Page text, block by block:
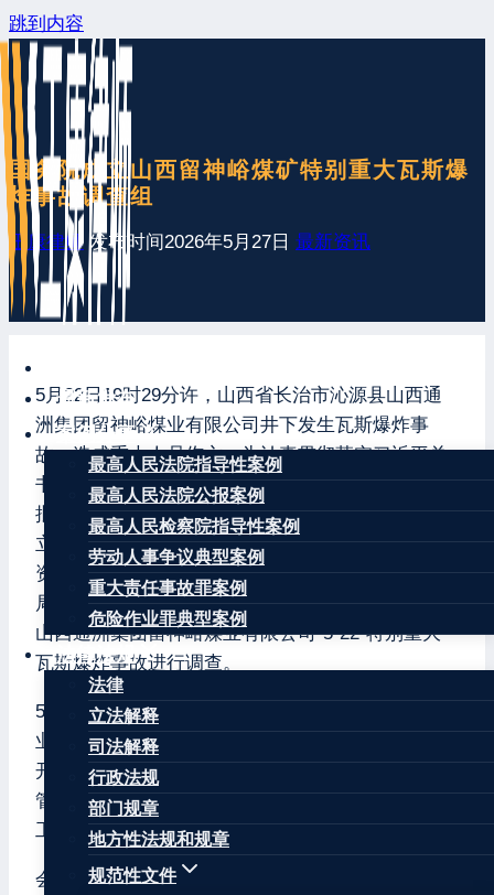
跳到内容
最新发布
案例分享
最高人民法院指导性案例
最高人民法院公报案例
最高人民检察院指导性案例
劳动人事争议典型案例
重大责任事故罪案例
危险作业罪典型案例
法律法规
法律
立法解释
司法解释
行政法规
部门规章
地方性法规和规章
规范性文件
国务院成立山西留神峪煤矿特别重大瓦斯爆
炸事故调查组
王康律师 发布时间2026年5月27日 最新资讯
5月22日19时29分许，山西省长治市沁源县山西通
洲集团留神峪煤业有限公司井下发生瓦斯爆炸事
故，造成重大人员伤亡。为认真贯彻落实习近平总
书记重要指示精神，按照李强总理等中央领导同志
批示要求，根据国家有关法律法规规定，国务院成
立事故调查组，由应急管理部牵头，公安部、自然
资源部、全国总工会、国家能源局、国家矿山安监
局和山西省人民政府等相关方面参加，对山西长治
山西通洲集团留神峪煤业有限公司“5·22”特别重大
瓦斯爆炸事故进行调查。
5月27日晚，国务院山西长治山西通洲集团留神峪煤
业有限公司“5·22”特别重大瓦斯爆炸事故调查组召
开第一次全体会议。国务院事故调查组组长、应急
管理部部长张成中主持会议，通报调查安排、提出
工作要求。
会议开始前，与会同志全体肃立，向山西长治山西